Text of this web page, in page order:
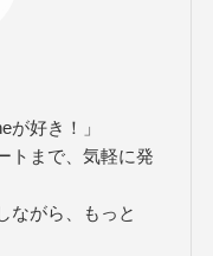
好き！」
トまで、気軽に発
ながら、もっと